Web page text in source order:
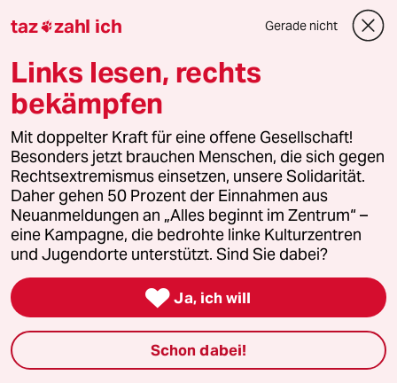
Kantine
Shop
Anzeigen
Fragen & Hilfe
Feedback
Aboservice
ePaper Login
taz zahl ich Gerade nicht
Links lesen, rechts
bekämpfen
Mit doppelter Kraft für eine offene Gesellschaft!
Besonders jetzt brauchen Menschen, die sich gegen
Rechtsextremismus einsetzen, unsere Solidarität.
Daher gehen 50 Prozent der Einnahmen aus
Neuanmeldungen an „Alles beginnt im Zentrum“ –
eine Kampagne, die bedrohte linke Kulturzentren
und Jugendorte unterstützt. Sind Sie dabei?
 Ja, ich will
Schon dabei!